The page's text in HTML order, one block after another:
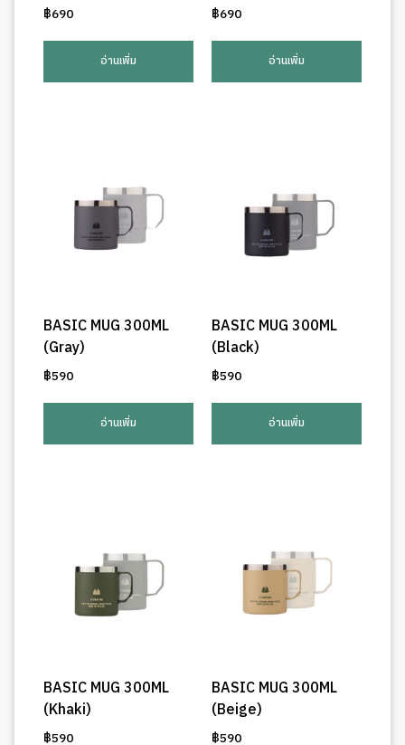
฿690
อ่านเพิ่ม
฿690
อ่านเพิ่ม
BASIC MUG 300ML
(Gray)
฿590
อ่านเพิ่ม
BASIC MUG 300ML
(Black)
฿590
อ่านเพิ่ม
BASIC MUG 300ML
(Khaki)
฿590
BASIC MUG 300ML
(Beige)
฿590